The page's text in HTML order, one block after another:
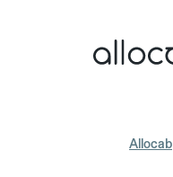
Allocab